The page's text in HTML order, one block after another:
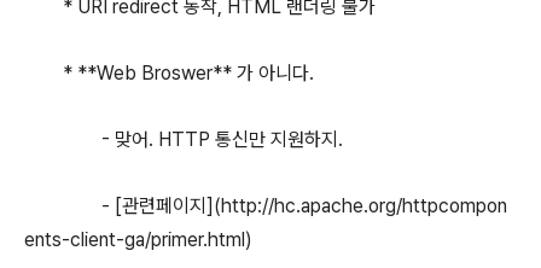
* URI redirect 동작, HTML 랜더링 불가
* **Web Broswer** 가 아니다.
- 맞어. HTTP 통신만 지원하지.
- [관련페이지](http://hc.apache.org/httpcompon
ents-client-ga/primer.html)